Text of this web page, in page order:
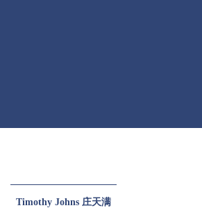
Timothy Johns 庄天满